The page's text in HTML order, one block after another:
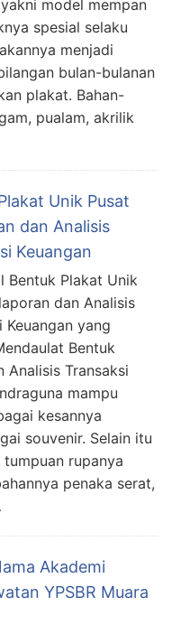
yakni model mempan
spesial selaku
menjadi
bulan-bulanan
plakat. Bahan-
pualam, akrilik
Unik Pusat
dan Analisis
Keuangan
Bentuk Plakat Unik
dan Analisis
Keuangan yang
Bentuk
Analisis Transaksi
mampu
kesannya
souvenir. Selain itu
rupanya
penaka serat,
Akademi
YPSBR Muara